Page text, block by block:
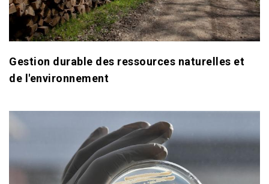
Gestion durable des ressources naturelles et
de l'environnement